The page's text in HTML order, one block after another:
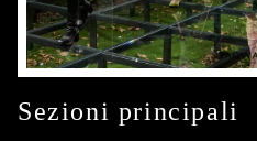
Sezioni principali